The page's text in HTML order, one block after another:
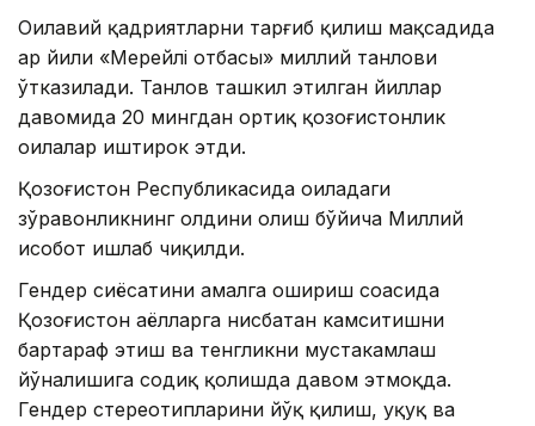
Оилавий қадриятларни тарғиб қилиш мақсадида
ҳар йили «Мерейлі отбасы» миллий танлови
ўтказилади. Танлов ташкил этилган йиллар
давомида 20 мингдан ортиқ қозоғистонлик
оилалар иштирок этди.
Қозоғистон Республикасида оиладаги
зўравонликнинг олдини олиш бўйича Миллий
ҳисобот ишлаб чиқилди.
Гендер сиёсатини амалга ошириш соҳасида
Қозоғистон аёлларга нисбатан камситишни
бартараф этиш ва тенгликни мустаҳкамлаш
йўналишига содиқ қолишда давом этмоқда.
Гендер стереотипларини йўқ қилиш, ҳуқуқ ва